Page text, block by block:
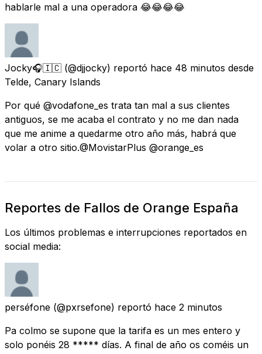
hablarle mal a una operadora 😂😂😂😂
Jocky🎧🇮🇨 (@djjocky) reportó hace 48 minutos desde
Telde, Canary Islands
Por qué @vodafone_es trata tan mal a sus clientes
antiguos, se me acaba el contrato y no me dan nada
que me anime a quedarme otro año más, habrá que
volar a otro sitio.@MovistarPlus @orange_es
Reportes de Fallos de Orange España
Los últimos problemas e interrupciones reportados en
social media:
perséfone (@pxrsefone) reportó hace 2 minutos
Pa colmo se supone que la tarifa es un mes entero y
solo ponéis 28 ***** días. A final de año os coméis un